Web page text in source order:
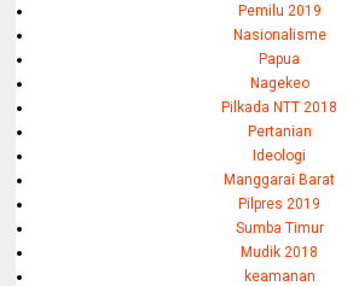
Pemilu 2019
Nasionalisme
Papua
Nagekeo
Pilkada NTT 2018
Pertanian
Ideologi
Manggarai Barat
Pilpres 2019
Sumba Timur
Mudik 2018
keamanan